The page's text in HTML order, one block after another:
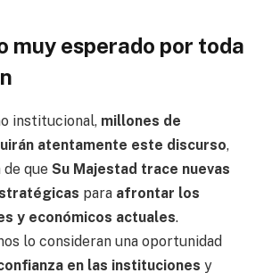
muy esperado por toda
institucional, millones de
atentamente este discurso,
que Su Majestad trace nuevas
para afrontar los
y económicos actuales.
lo consideran una oportunidad
en las instituciones y